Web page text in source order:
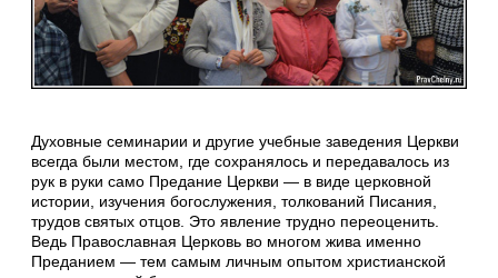
Духовные семинарии и другие учебные заведения Церкви
всегда были местом, где сохранялось и передавалось из
рук в руки само Предание Церкви — в виде церковной
истории, изучения богослужения, толкований Писания,
трудов святых отцов. Это явление трудно переоценить.
Ведь Православная Церковь во многом жива именно
Преданием — тем самым личным опытом христианской